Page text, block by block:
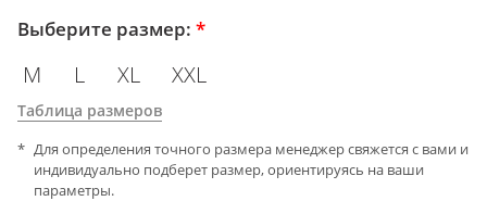
Выберите размер: *
M L XL XXL
Таблица размеров
Для определения точного размера менеджер свяжется с вами и
индивидуально подберет размер, ориентируясь на ваши
параметры.